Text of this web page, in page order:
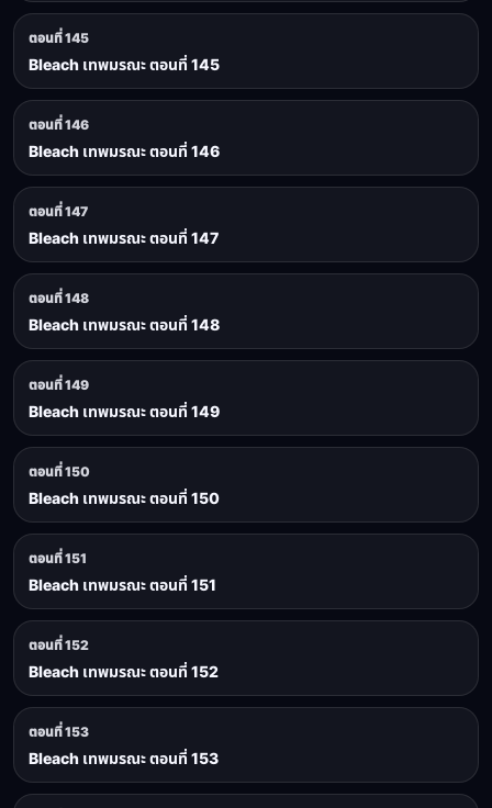
ตอนที่ 145
Bleach เทพมรณะ ตอนที่ 145
ตอนที่ 146
Bleach เทพมรณะ ตอนที่ 146
ตอนที่ 147
Bleach เทพมรณะ ตอนที่ 147
ตอนที่ 148
Bleach เทพมรณะ ตอนที่ 148
ตอนที่ 149
Bleach เทพมรณะ ตอนที่ 149
ตอนที่ 150
Bleach เทพมรณะ ตอนที่ 150
ตอนที่ 151
Bleach เทพมรณะ ตอนที่ 151
ตอนที่ 152
Bleach เทพมรณะ ตอนที่ 152
ตอนที่ 153
Bleach เทพมรณะ ตอนที่ 153